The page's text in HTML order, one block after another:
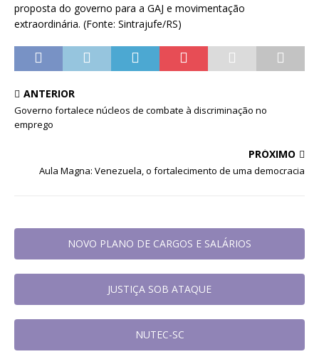
proposta do governo para a GAJ e movimentação
extraordinária. (Fonte: Sintrajufe/RS)
ANTERIOR
Governo fortalece núcleos de combate à discriminação no
emprego
PRÓXIMO
Aula Magna: Venezuela, o fortalecimento de uma democracia
NOVO PLANO DE CARGOS E SALÁRIOS
JUSTIÇA SOB ATAQUE
NUTEC-SC